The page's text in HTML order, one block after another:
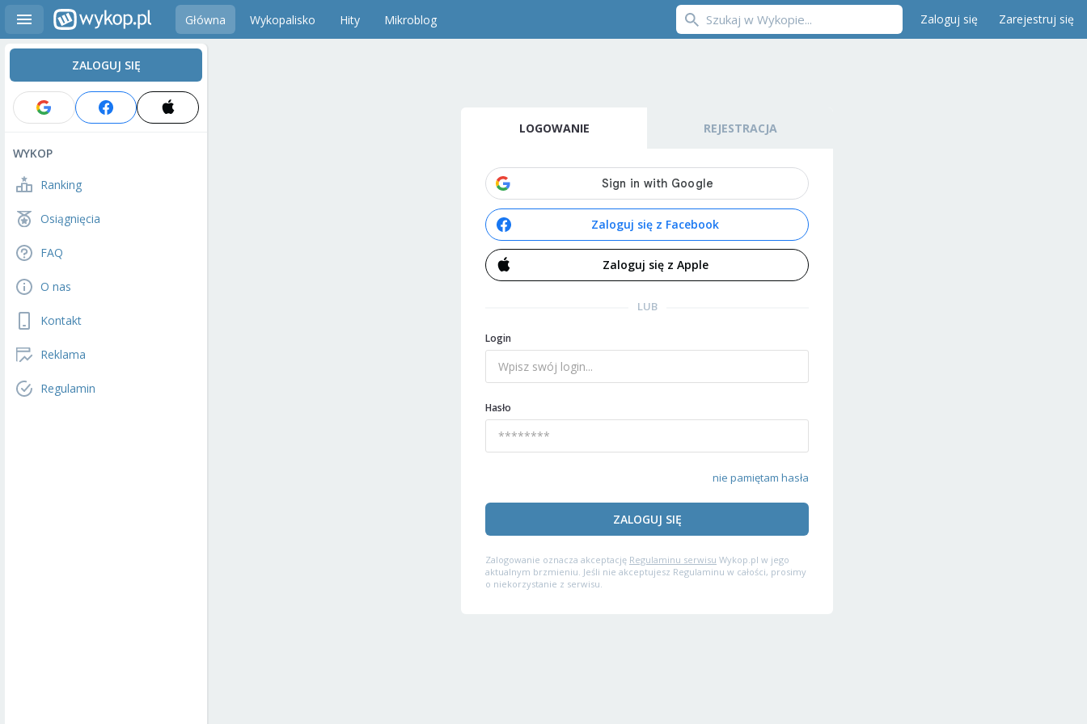
Główna Wykopalisko Hity Mikroblog Zaloguj się Zarejestruj się
ZALOGUJ SIĘ
WYKOP
Ranking
Osiągnięcia
FAQ
O nas
Kontakt
Reklama
Regulamin
LOGOWANIE REJESTRACJA
Zaloguj się z Facebook
Zaloguj się z Apple
LUB
Login
Hasło
nie pamiętam hasła
ZALOGUJ SIĘ
Zalogowanie oznacza akceptację Regulaminu serwisu Wykop.pl w jego
aktualnym brzmieniu. Jeśli nie akceptujesz Regulaminu w całości, prosimy
o niekorzystanie z serwisu.